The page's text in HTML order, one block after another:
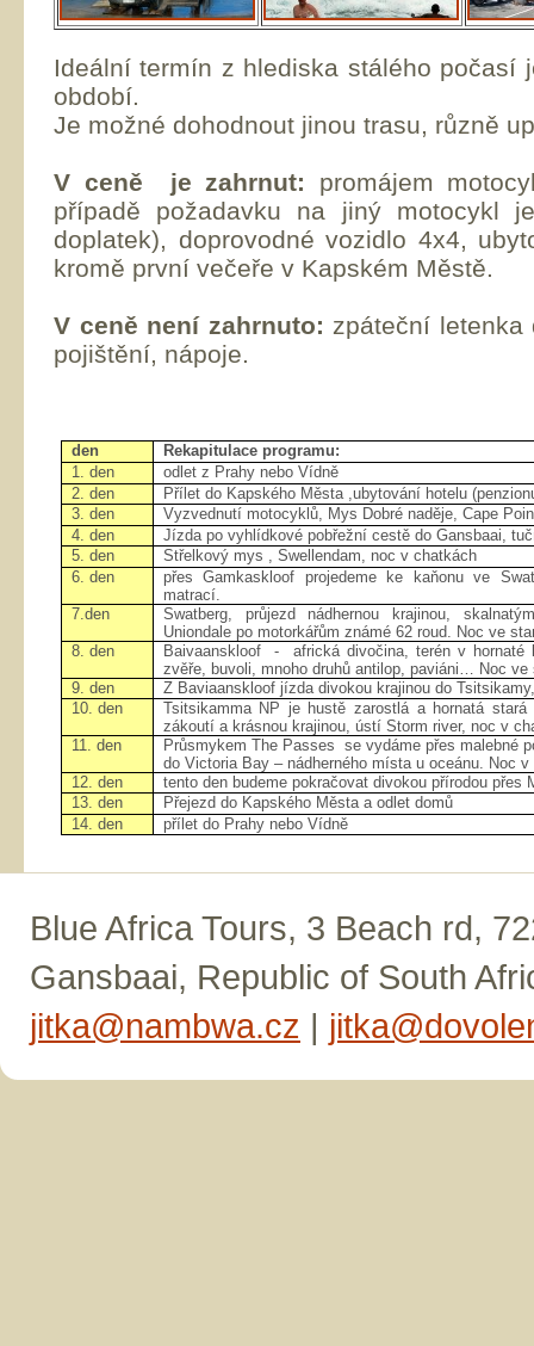
Ideální termín z hlediska stálého
období.
Je možné dohodnout jinou trasu, různě
V ceně je zahrnut: promájem
případě požadavku na jiný motocykl
doplatek), doprovodné vozidlo 4x4,
kromě první večeře v Kapském Městě.
V ceně není zahrnuto: zpáteční letenka
pojištění, nápoje.
den
Rekapitulace programu:
1. den
odlet z Prahy nebo Vídně
2. den
Přílet do Kapského Města ,ubytování hotelu
3. den
Vyzvednutí motocyklů, Mys Dobré naděje, Cape
4. den
Jízda po vyhlídkové pobřežní cestě do Gansbaai,
5. den
Střelkový mys , Swellendam, noc v chatkách
6. den
přes Gamkaskloof projedeme ke kaňonu ve
matrací.
7.den
Swatberg, průjezd nádhernou krajinou,
Uniondale po motorkářům známé 62 roud. Noc ve
8. den
Baivaanskloof - africká divočina, terén v hornaté
zvěře, buvoli, mnoho druhů antilop, paviáni… Noc
9. den
Z Baviaanskloof jízda divokou krajinou do
10. den
Tsitsikamma NP je hustě zarostlá a hornatá
zákoutí a krásnou krajinou, ústí Storm river, noc v
11. den
Průsmykem The Passes se vydáme přes malebné
do Victoria Bay– nádherného místa u oceánu. Noc v
12. den
tento den budeme pokračovat divokou přírodou přes
13. den
Přejezd do Kapského Města a odlet domů
14. den
přílet do Prahy nebo Vídně
Blue Africa Tours, 3 Beach rd,
Gansbaai, Republic of South
jitka@nambwa.cz |